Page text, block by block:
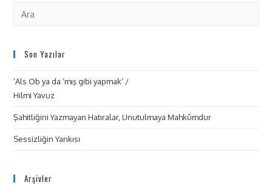
Son Yazılar
‘Als Ob ya da ‘mış gibi yapmak’ /
Hilmi Yavuz
Şahitliğini Yazmayan Hatıralar, Unutulmaya Mahkûmdur
Sessizliğin Yankısı
Arşivler